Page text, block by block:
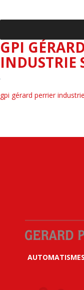
GPI
INDUSTRIE
gpi gérard perrier